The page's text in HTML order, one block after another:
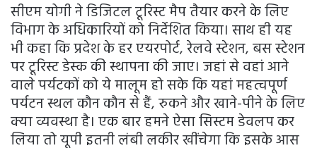
सीएम योगी ने डिजिटल टूरिस्ट मैप तैयार करने के लिए
विभाग के अधिकारियों को निर्देशित किया। साथ ही यह
भी कहा कि प्रदेश के हर एयरपोर्ट, रेलवे स्टेशन, बस स्टेशन
पर टूरिस्ट डेस्क की स्थापना की जाए। जहां से वहां आने
वाले पर्यटकों को ये मालूम हो सके कि यहां महत्वपूर्ण
पर्यटन स्थल कौन कौन से हैं, रुकने और खाने-पीने के लिए
क्या व्यवस्था है। एक बार हमने ऐसा सिस्टम डेवलप कर
लिया तो यूपी इतनी लंबी लकीर खींचेगा कि इसके आस